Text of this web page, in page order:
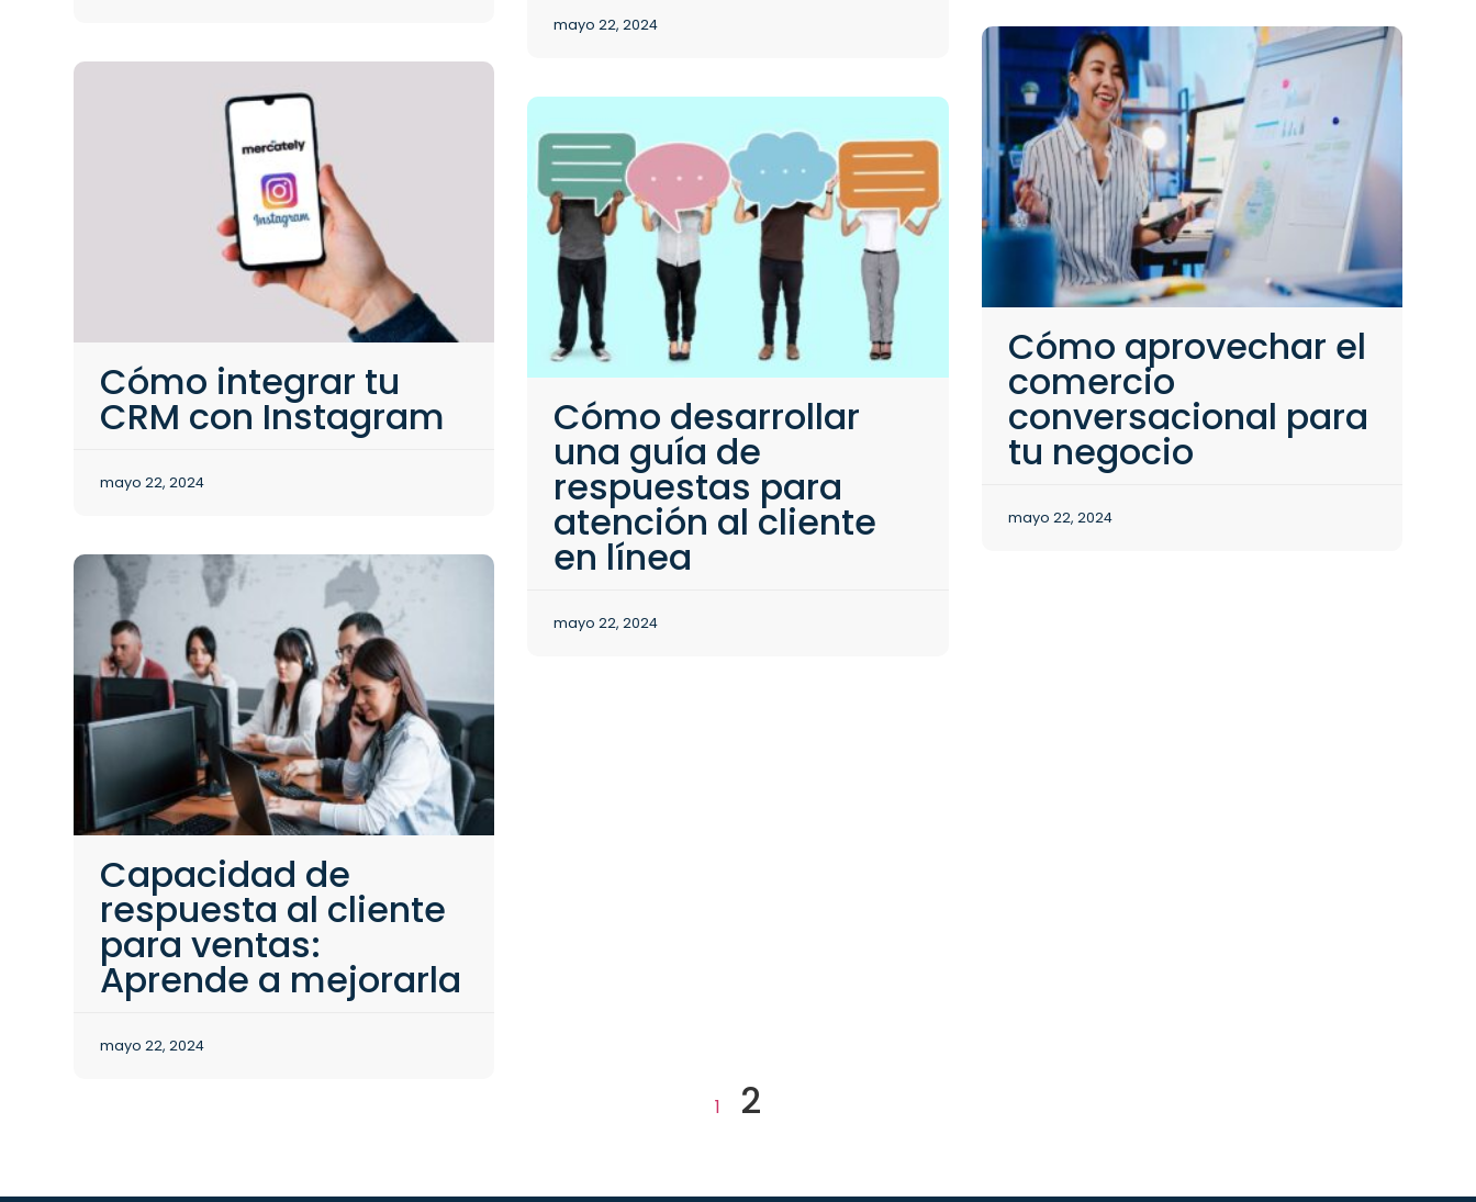
mayo 22, 2024
Cómo integrar tu
CRM con Instagram
mayo 22, 2024
Cómo desarrollar
una guía de
respuestas para
atención al cliente
en línea
mayo 22, 2024
Cómo aprovechar el
comercio
conversacional para
tu negocio
mayo 22, 2024
Capacidad de
respuesta al cliente
para ventas:
Aprende a mejorarla
mayo 22, 2024
1 2